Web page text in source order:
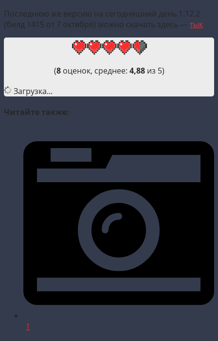
Последнюю же версию на сегодняшний день 1.12.2
(билд 1415 от 7 октября) можно скачать здесь — тык
(8оценок, среднее: 4,88из 5)
Загрузка...
Читайте также:
1